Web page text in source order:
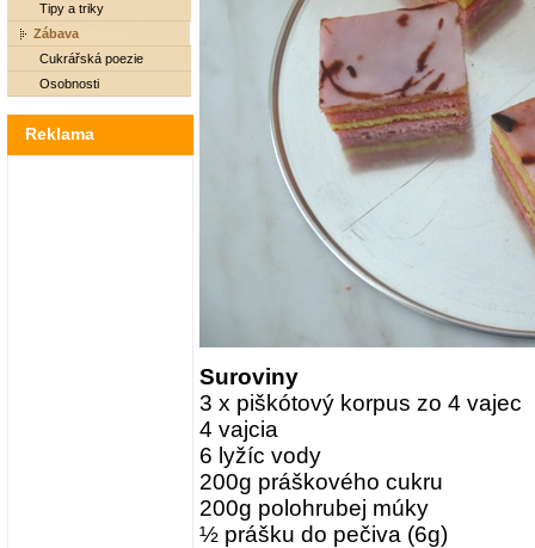
Tipy a triky
Zábava
Cukrářská poezie
Osobnosti
Reklama
Suroviny
3 x piškótový korpus zo 4 vajec
4 vajcia
6 lyžíc vody
200g práškového cukru
200g polohrubej múky
½ prášku do pečiva (6g)